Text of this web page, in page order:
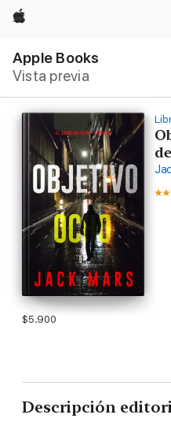
Apple
Apple Books
Vista previa
local
Abrir
$5.900
Descripción